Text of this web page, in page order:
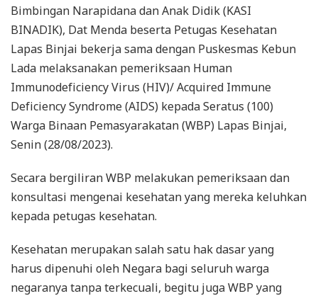
Bimbingan Narapidana dan Anak Didik (KASI
BINADIK), Dat Menda beserta Petugas Kesehatan
Lapas Binjai bekerja sama dengan Puskesmas Kebun
Lada melaksanakan pemeriksaan Human
Immunodeficiency Virus (HIV)/ Acquired Immune
Deficiency Syndrome (AIDS) kepada Seratus (100)
Warga Binaan Pemasyarakatan (WBP) Lapas Binjai,
Senin (28/08/2023).
Secara bergiliran WBP melakukan pemeriksaan dan
konsultasi mengenai kesehatan yang mereka keluhkan
kepada petugas kesehatan.
Kesehatan merupakan salah satu hak dasar yang
harus dipenuhi oleh Negara bagi seluruh warga
negaranya tanpa terkecuali, begitu juga WBP yang